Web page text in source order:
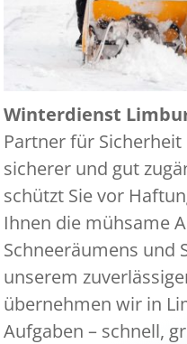
Winterdienst
Partner für Sicherheit
sicherer und gut
schützt Sie vor
Ihnen die mühsame
Schneeräumens und
unserem
übernehmen wir in
Aufgaben – schnell,